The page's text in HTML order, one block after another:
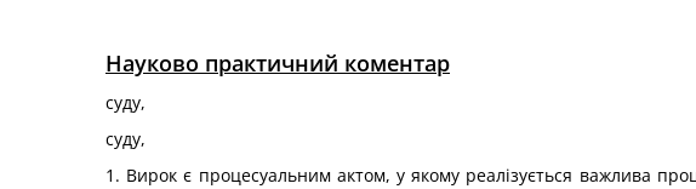
Науково практичний коментар
суду,
суду,
1. Вирок є процесуальним актом, у якому реалізується важлива